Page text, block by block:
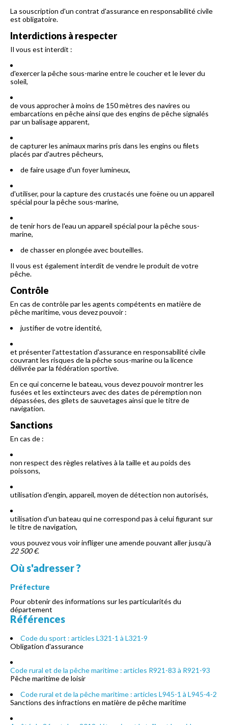
La souscription d'un contrat d'assurance en responsabilité civile
est obligatoire.
Interdictions à respecter
Il vous est interdit :
d'exercer la pêche sous-marine entre le coucher et le lever du
soleil,
de vous approcher à moins de 150 mètres des navires ou
embarcations en pêche ainsi que des engins de pêche signalés
par un balisage apparent,
de capturer les animaux marins pris dans les engins ou filets
placés par d'autres pêcheurs,
de faire usage d'un foyer lumineux,
d'utiliser, pour la capture des crustacés une foëne ou un appareil
spécial pour la pêche sous-marine,
de tenir hors de l'eau un appareil spécial pour la pêche sous-
marine,
de chasser en plongée avec bouteilles.
Il vous est également interdit de vendre le produit de votre
pêche.
Contrôle
En cas de contrôle par les agents compétents en matière de
pêche maritime, vous devez pouvoir :
justifier de votre identité,
et présenter l'attestation d'assurance en responsabilité civile
couvrant les risques de la pêche sous-marine ou la licence
délivrée par la fédération sportive.
En ce qui concerne le bateau, vous devez pouvoir montrer les
fusées et les extincteurs avec des dates de péremption non
dépassées, des gilets de sauvetages ainsi que le titre de
navigation.
Sanctions
En cas de :
non respect des règles relatives à la taille et au poids des
poissons,
utilisation d'engin, appareil, moyen de détection non autorisés,
utilisation d'un bateau qui ne correspond pas à celui figurant sur
le titre de navigation,
vous pouvez vous voir infliger une amende pouvant aller jusqu'à
22 500 €.
Où s'adresser ?
Préfecture
Pour obtenir des informations sur les particularités du
département
Références
Code du sport : articles L321-1 à L321-9
Obligation d'assurance
Code rural et de la pêche maritime : articles R921-83 à R921-93
Pêche maritime de loisir
Code rural et de la pêche maritime : articles L945-1 à L945-4-2
Sanctions des infractions en matière de pêche maritime